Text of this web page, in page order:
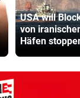
USA will
von
Häfen